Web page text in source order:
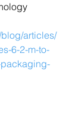
articles/
6-2-m-to-